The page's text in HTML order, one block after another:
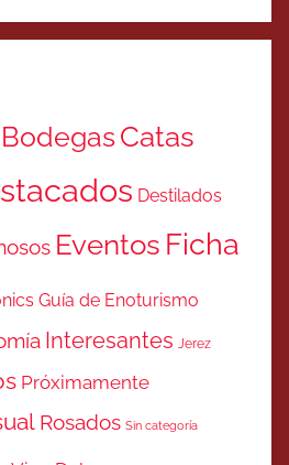
BodegasCatas
Destilados
Eventos Ficha
Guía de Enoturismo
Interesantes Jerez
Próximamente
Rosados Sin categoría